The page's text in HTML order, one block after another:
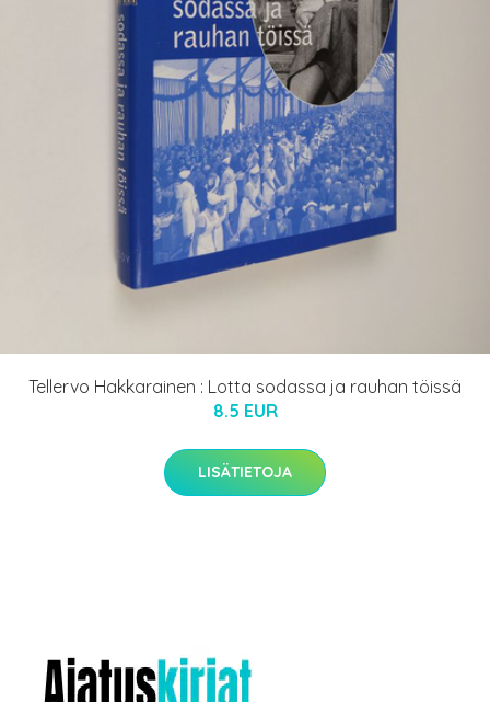
Tellervo Hakkarainen : Lotta sodassa ja rauhan töissä
8.5 EUR
LISÄTIETOJA